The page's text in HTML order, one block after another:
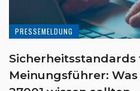
PRESSEMELDUNG
Meinungsführer: